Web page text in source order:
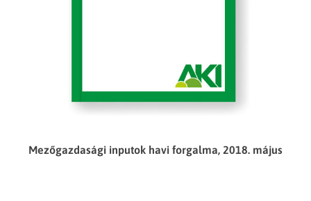
Mezőgazdasági inputok havi forgalma, 2018. május